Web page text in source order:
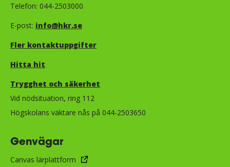
Telefon: 044-2503000
E-post: info@hkr.se
Fler kontaktuppgifter
Hitta hit
Trygghet och säkerhet​​​​​​​​​​​
Vid nödsituation, ring 112
Högskolans väktare nås på 044-2503650
Genvägar
Canvas lärplattform